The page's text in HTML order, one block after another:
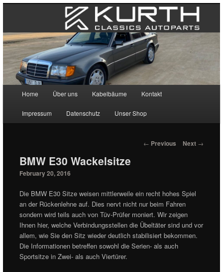
Skip to primary content
Skip to secondary content
Home Über uns Kabelbäume Kontakt
Impressum Datenschutz Unser Shop
Post navigation
← Previous Next →
BMW E30 Wackelsitze
February 20, 2016
Die BMW E30 Sitze weisen mittlerweile ein recht hohes Spiel
an der Rückenlehne auf. Dies nervt nicht nur beim Fahren
sondern wird teils auch von Tüv-Prüfer moniert. Wir zeigen
Ihnen hier, welche Verbindungsstellen die Übeltäter sind und vor
allem, wie Sie den Sitz wieder deutlich stabilisiert bekommen.
Die Informationen betreffen sowohl die Serien- als auch
Sportsitze in Zwei- als auch Viertürer.